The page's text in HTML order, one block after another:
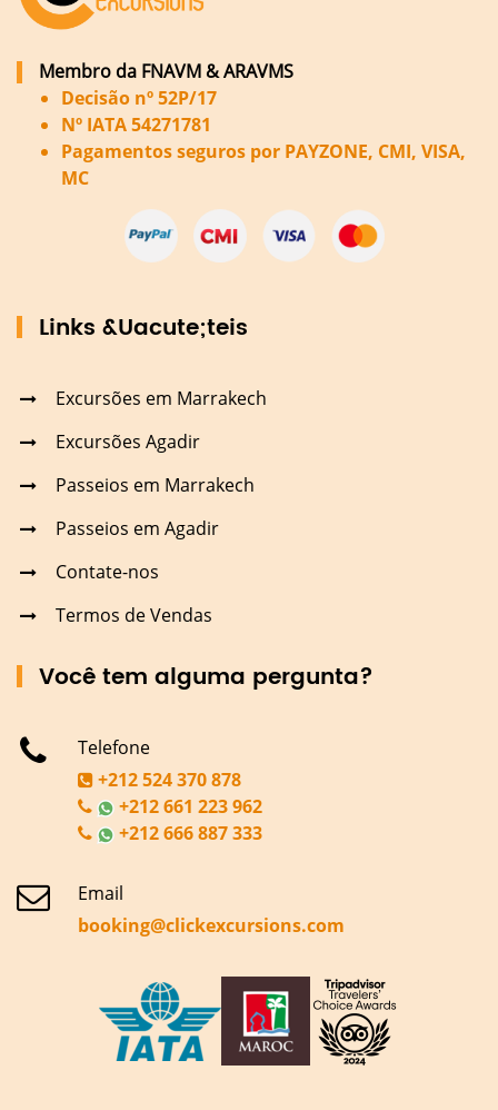
Membro da FNAVM & ARAVMS
Decisão nº 52P/17
Nº IATA 54271781
Pagamentos seguros por PAYZONE, CMI, VISA,
MC
Links &Uacute;teis
Excursões em Marrakech
Excursões Agadir
Passeios em Marrakech
Passeios em Agadir
Contate-nos
Termos de Vendas
Você tem alguma pergunta?
Telefone
+212 524 370 878
+212 661 223 962
+212 666 887 333
Email
booking@clickexcursions.com